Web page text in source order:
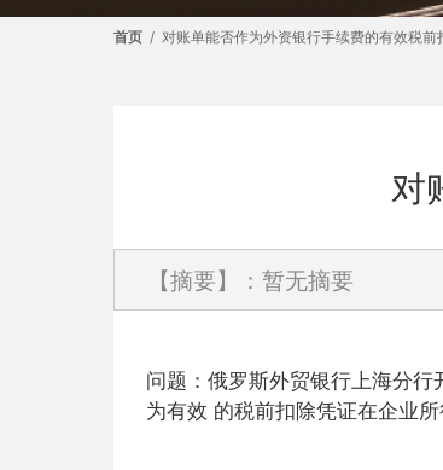
首页 /对账单能否作为外资银行手续费的有效税前
对
【摘要】：暂无摘要
问题： 俄罗斯外贸银行上海分行
为有效 的税前扣除凭证在企业